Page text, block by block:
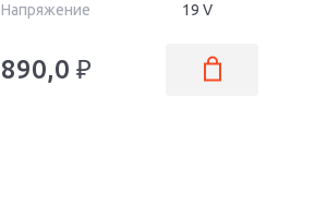
Напряжение
19 V
890,0 ₽